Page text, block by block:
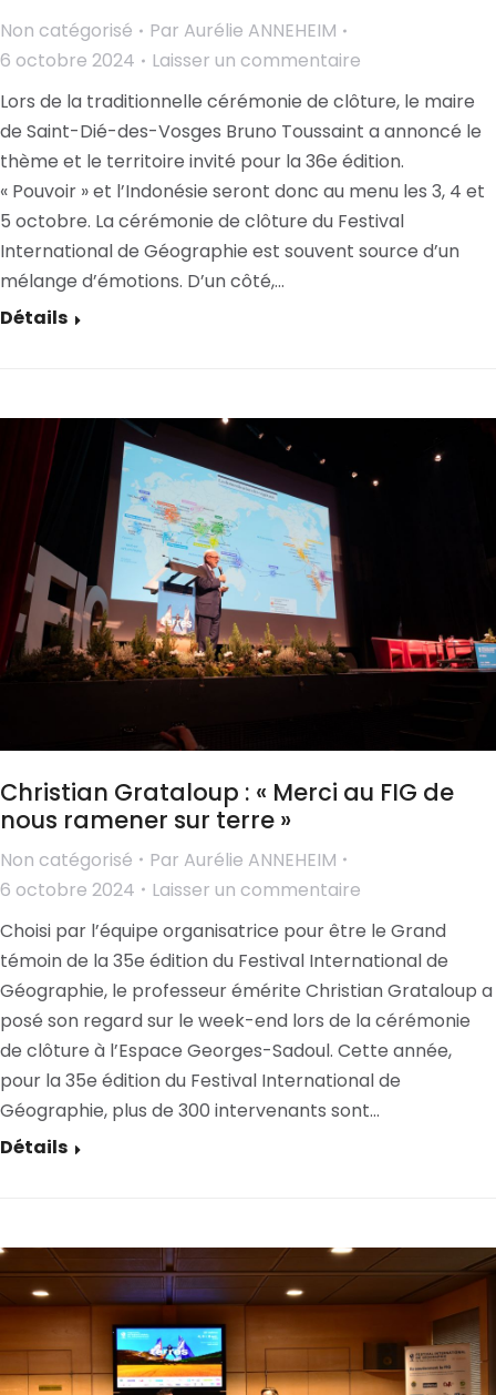
Non catégorisé Par Aurélie ANNEHEIM
6 octobre 2024
Laisser un commentaire
Lors de la traditionnelle cérémonie de clôture, le maire
de Saint-Dié-des-Vosges Bruno Toussaint a annoncé le
thème et le territoire invité pour la 36e édition.
« Pouvoir » et l’Indonésie seront donc au menu les 3, 4 et
5 octobre. La cérémonie de clôture du Festival
International de Géographie est souvent source d’un
mélange d’émotions. D’un côté,…
Détails
Christian Grataloup : « Merci au FIG de
nous ramener sur terre »
Non catégorisé Par Aurélie ANNEHEIM
6 octobre 2024
Laisser un commentaire
Choisi par l’équipe organisatrice pour être le Grand
témoin de la 35e édition du Festival International de
Géographie, le professeur émérite Christian Grataloup a
posé son regard sur le week-end lors de la cérémonie
de clôture à l’Espace Georges-Sadoul. Cette année,
pour la 35e édition du Festival International de
Géographie, plus de 300 intervenants sont…
Détails